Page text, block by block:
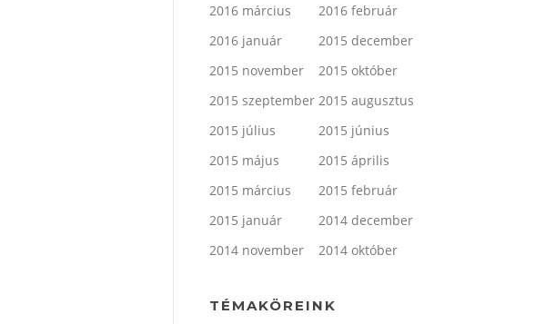
2016 március
2016 február
2016 január
2015 december
2015 november
2015 október
2015 szeptember 2015 augusztus
2015 július
2015 június
2015 május
2015 április
2015 március
2015 február
2015 január
2014 december
2014 november
2014 október
TÉMAKÖREINK